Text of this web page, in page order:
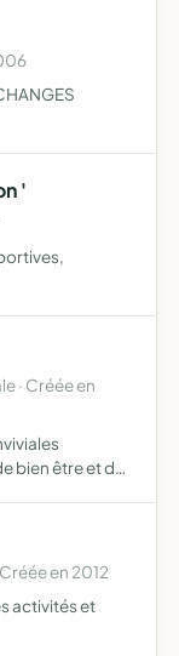
'
· Créée en
bien être et de
en 2012
activités et